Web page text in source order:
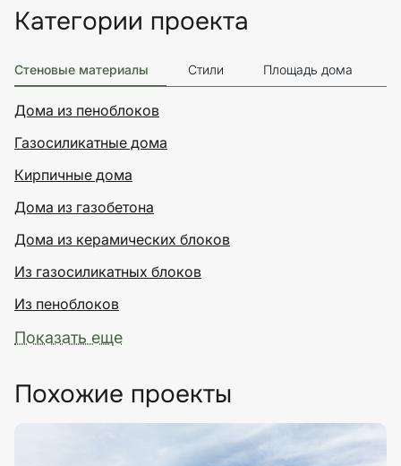
Категории проекта
Стеновые материалы Стили Площадь дома
Дома из пеноблоков
Газосиликатные дома
Кирпичные дома
Дома из газобетона
Дома из керамических блоков
Из газосиликатных блоков
Из пеноблоков
Показать еще
Похожие проекты